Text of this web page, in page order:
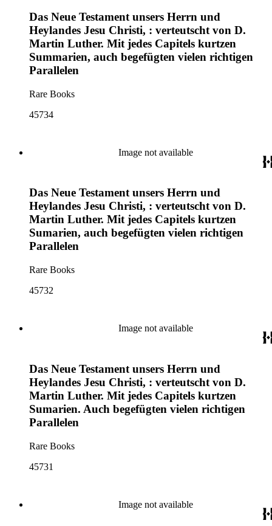
Das Neue Testament unsers Herrn und
Heylandes Jesu Christi, : verteutscht von D.
Martin Luther. Mit jedes Capitels kurtzen
Summarien, auch begefügten vielen richtigen
Parallelen
Rare Books
45734
Image not available
Das Neue Testament unsers Herrn und
Heylandes Jesu Christi, : verteutscht von D.
Martin Luther. Mit jedes Capitels kurtzen
Sumarien, auch begefügten vielen richtigen
Parallelen
Rare Books
45732
Image not available
Das Neue Testament unsers Herrn und
Heylandes Jesu Christi, : verteutscht von D.
Martin Luther. Mit jedes Capitels kurtzen
Sumarien. Auch begefügten vielen richtigen
Parallelen
Rare Books
45731
Image not available